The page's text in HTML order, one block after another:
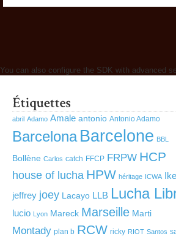
You can also configure the SDK with advanced
abril Adamo Amale antonio Antonio Adamo
Barcelona Barcelone BBL
Bollène Carlos catch FFCP FRPW HCP
house of lucha HPW héritage ICWA
jeffrey joey Lacayo LLB Lucha
lucio Lyon Mareck Marseille Marti
Montady plan b RCW ricky RIOT Santos